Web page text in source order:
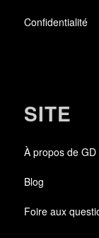
Confidentialité
SITE
À propos de
Blog
Foire aux